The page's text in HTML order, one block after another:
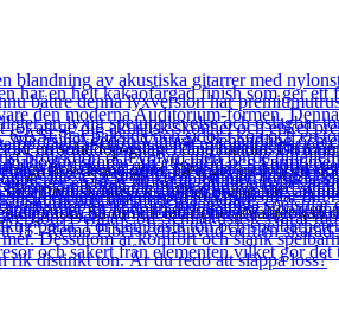
en solid top-gitarr i dina händer. Ett
hos denna gura. Den ger en lyhörd
till autentisk uttrycksfullhet börjar här.
ton. Så om du letar efter kvalitet kan